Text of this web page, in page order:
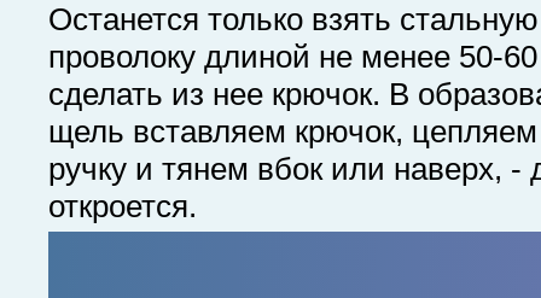
Останется только взять
проволоку длиной не менее 50-
сделать из нее крючок. В
щель вставляем крючок,
ручку и тянем вбок или наверх, -
откроется.